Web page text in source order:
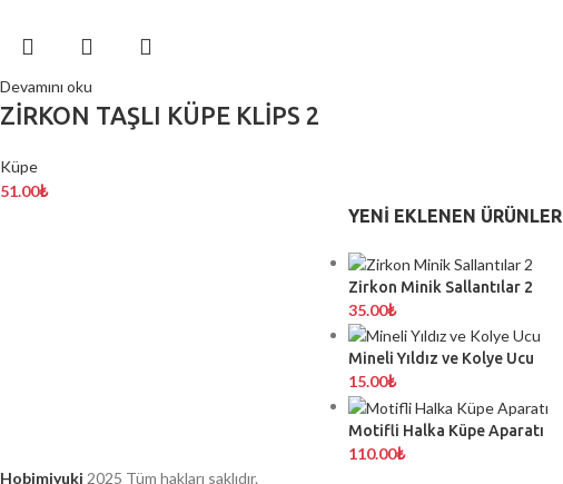
Devamını oku
ZİRKON TAŞLI KÜPE KLİPS 2
Küpe
51.00₺
YENI EKLENEN ÜRÜNLER
Zirkon Minik Sallantılar 2
35.00₺
Mineli Yıldız ve Kolye Ucu
15.00₺
Motifli Halka Küpe Aparatı
110.00₺
Hobimiyuki 2025 Tüm hakları saklıdır.